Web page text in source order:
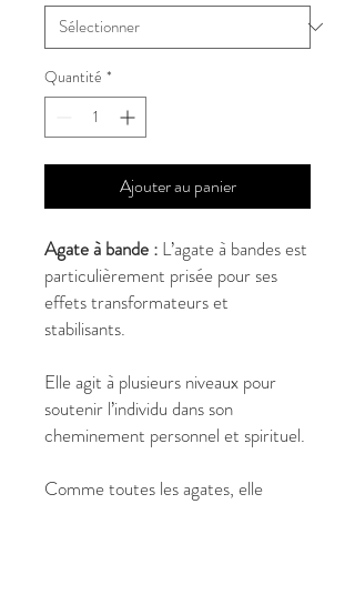
Quantité *
Ajouter au panier
Agate à bande : L’agate à bandes est
particulièrement prisée pour ses
effets transformateurs et
stabilisants.
Elle agit à plusieurs niveaux pour
soutenir l’individu dans son
cheminement personnel et spirituel.
Comme toutes les agates, elle